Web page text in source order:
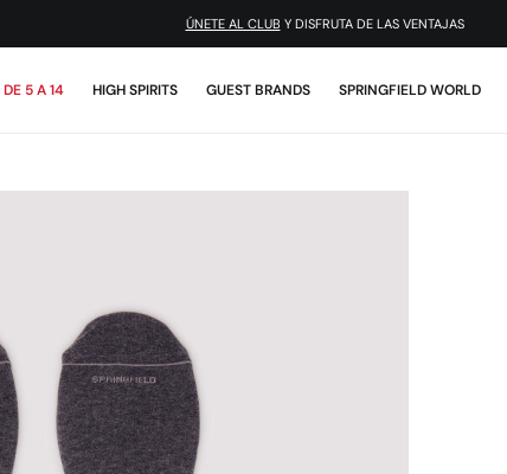
ÚNETE AL CLUB Y DISFRUTA DE LAS VENTAJAS
5 A 14 HIGH SPIRITS GUEST BRANDS SPRINGFIELD WORLD